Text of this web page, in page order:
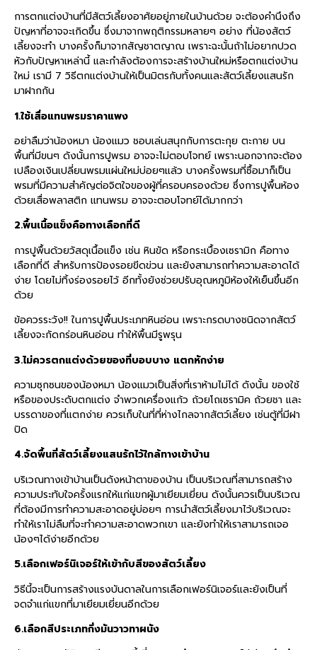
การตกแต่งบ้านที่มีสัตว์เลี้ยงอาศัยอยู่ภายในบ้านด้วย จะต้องคำนึงถึง
ปัญหาที่อาจจะเกิดขึ้น ซึ่งมาจากพฤติกรรมหลายๆ อย่าง ที่น้องสัตว์
เลี้ยงจะทำ บางครั้งก็มาจากสัญชาตญาณ เพราะฉะนั้นถ้าไม่อยากปวด
หัวกับปัญหาเหล่านี้ และกำลังต้องการจะสร้างบ้านใหม่หรือตกแต่งบ้าน
ใหม่ เรามี 7 วิธีตกแต่งบ้านให้เป็นมิตรกับทั้งคนและสัตว์เลี้ยงแสนรัก
มาฝากกัน
1.ใช้เสื่อแทนพรมราคาแพง
อย่าลืมว่าน้องหมา น้องแมว ชอบเล่นสนุกกับการตะกุย ตะกาย บน
พื้นที่มีขนๆ ดังนั้นการปูพรม อาจจะไม่ตอบโจทย์ เพราะนอกจากจะต้อง
เปลืองเงินเปลี่ยนพรมแผ่นใหม่บ่อยๆแล้ว บางครั้งพรมที่ซื้อมาก็เป็น
พรมที่มีความสำคัญต่อจิตใจของผู้ที่ครอบครองด้วย ซึ่งการปูพื้นห้อง
ด้วยเสื่อพลาสติก แทนพรม อาจจะตอบโจทย์ได้มากกว่า
2.พื้นเนื้อแข็งคือทางเลือกที่ดี
การปูพื้นด้วยวัสดุเนื้อแข็ง เช่น หินขัด หรือกระเบื้องเซรามิก คือทาง
เลือกที่ดี สำหรับการป้องรอยขีดข่วน และยังสามารถทำความสะอาดได้
ง่าย โดยไม่ทิ้งร่องรอยไว้ อีกทั้งยังช่วยปรับอุณหภูมิห้องให้เย็นขึ้นอีก
ด้วย
ข้อควรระวัง!! ในการปูพื้นประเภทหินอ่อน เพราะกรดบางชนิดจากสัตว์
เลี้ยงจะกัดกร่อนหินอ่อน ทำให้พื้นมีรูพรุน
3.ไม่ควรตกแต่งด้วยของที่บอบบาง แตกหักง่าย
ความซุกซนของน้องหมา น้องแมวเป็นสิ่งที่เราห้ามไม่ได้ ดังนั้น ของใช้
หรือของประดับตกแต่ง จำพวกเครื่องแก้ว ถ้วยโถเซรามิค ถ้วยชา และ
บรรดาของที่แตกง่าย ควรเก็บในที่ที่ห่างไกลจากสัตว์เลี้ยง เช่นตู้ที่มีฝา
ปิด
4.จัดพื้นที่สัตว์เลี้ยงแสนรักไว้ใกล้ทางเข้าบ้าน
บริเวณทางเข้าบ้านเป็นดังหน้าตาของบ้าน เป็นบริเวณที่สามารถสร้าง
ความประทับใจครั้งแรกให้แก่แขกผู้มาเยียมเยี่ยน ดังนั้นควรเป็นบริเวณ
ที่ต้องมีการทำความสะอาดอยู่บ่อยๆ การนำสัตว์เลี้ยงมาไว้บริเวณจะ
ทำให้เราไม่ลืมที่จะทำความสะอาดพวกเขา และยังทำให้เราสามารถเจอ
น้องๆได้ง่ายอีกด้วย
5.เลือกเฟอร์นิเจอร์ให้เข้ากับสีของสัตว์เลี้ยง
วิธีนี้จะเป็นการสร้างแรงบันดาลในการเลือกเฟอร์นิเจอร์และยังเป็นที่
จดจำแก่แขกที่มาเยียมเยี่ยนอีกด้วย
6.เลือกสีประเภทกึ่งมันวาวทาผนัง